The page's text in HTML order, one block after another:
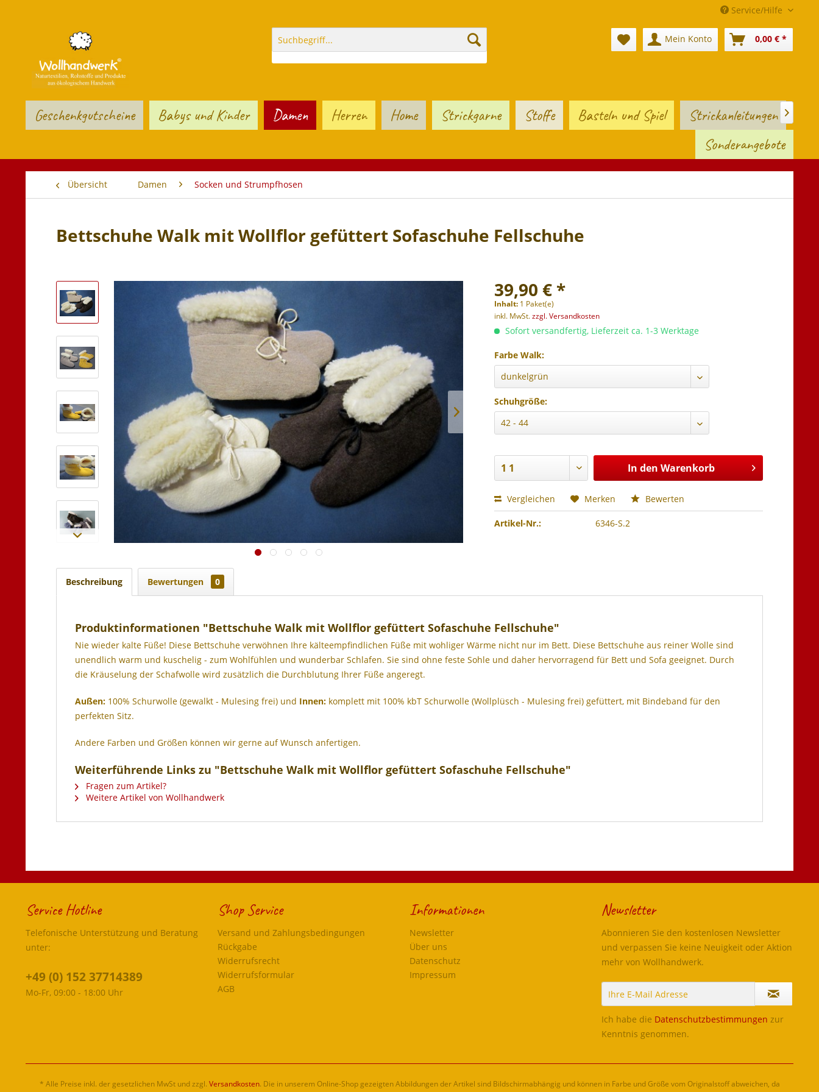
Service/Hilfe
Mein Konto 0,00 € *
Geschenkgutscheine Babys und Kinder Damen Herren Home Strickgarne Stoffe Basteln und Spiel
Strickanleitungen
Sonderangebote

Übersicht Damen Socken und Strumpfhosen
Bettschuhe Walk mit Wollflor gefüttert Sofaschuhe Fellschuhe
39,90 € *
Inhalt: 1 Paket(e)
inkl. MwSt.zzgl. Versandkosten
Sofort versandfertig, Lieferzeit ca. 1-3 Werktage
Farbe Walk:
Schuhgröße:
In den Warenkorb
Vergleichen Merken Bewerten
Artikel-Nr.: 6346-S.2
Beschreibung Bewertungen 0
Produktinformationen "Bettschuhe Walk mit Wollflor gefüttert Sofaschuhe Fellschuhe"
Nie wieder kalte Füße! Diese Bettschuhe verwöhnen Ihre kälteempfindlichen Füße mit wohliger Wärme nicht nur im Bett. Diese Bettschuhe aus reiner Wolle sind
unendlich warm und kuschelig - zum Wohlfühlen und wunderbar Schlafen. Sie sind ohne feste Sohle und daher hervorragend für Bett und Sofa geeignet. Durch
die Kräuselung der Schafwolle wird zusätzlich die Durchblutung Ihrer Füße angeregt.
Außen: 100% Schurwolle (gewalkt - Mulesing frei) und Innen: komplett mit 100% kbT Schurwolle (Wollplüsch - Mulesing frei) gefüttert, mit Bindeband für den
perfekten Sitz.
Andere Farben und Größen können wir gerne auf Wunsch anfertigen.
Weiterführende Links zu "Bettschuhe Walk mit Wollflor gefüttert Sofaschuhe Fellschuhe"
Fragen zum Artikel?
Weitere Artikel von Wollhandwerk
Service Hotline
Telefonische Unterstützung und Beratung
unter:
+49 (0) 152 37714389
Mo-Fr, 09:00 - 18:00 Uhr
Shop Service
Versand und Zahlungsbedingungen
Rückgabe
Widerrufsrecht
Widerrufsformular
AGB
Informationen
Newsletter
Über uns
Datenschutz
Impressum
Newsletter
Abonnieren Sie den kostenlosen Newsletter
und verpassen Sie keine Neuigkeit oder Aktion
mehr von Wollhandwerk.
Ich habe die Datenschutzbestimmungen zur
Kenntnis genommen.
* Alle Preise inkl. der gesetzlichen MwSt und zzgl. Versandkosten. Die in unserem Online-Shop gezeigten Abbildungen der Artikel sind Bildschirmabhängig und können in Farbe und Größe vom Originalstoff abweichen, da